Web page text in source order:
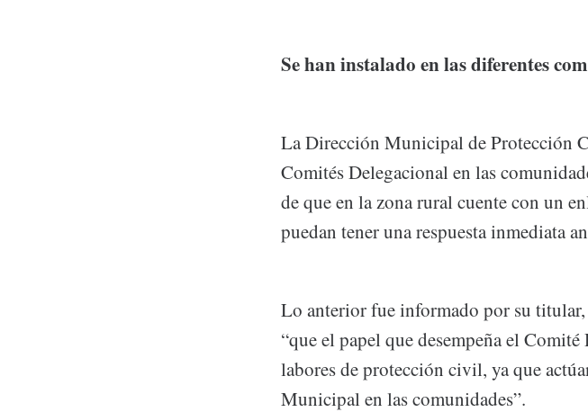
Se han instalado en las diferentes
La Dirección Municipal de Protección
Comités Delegacional en las
de que en la zona rural cuente con un
puedan tener una respuesta inmediata
Lo anterior fue informado por su
“que el papel que desempeña el
labores de protección civil, ya que
Municipal en las comunidades”.